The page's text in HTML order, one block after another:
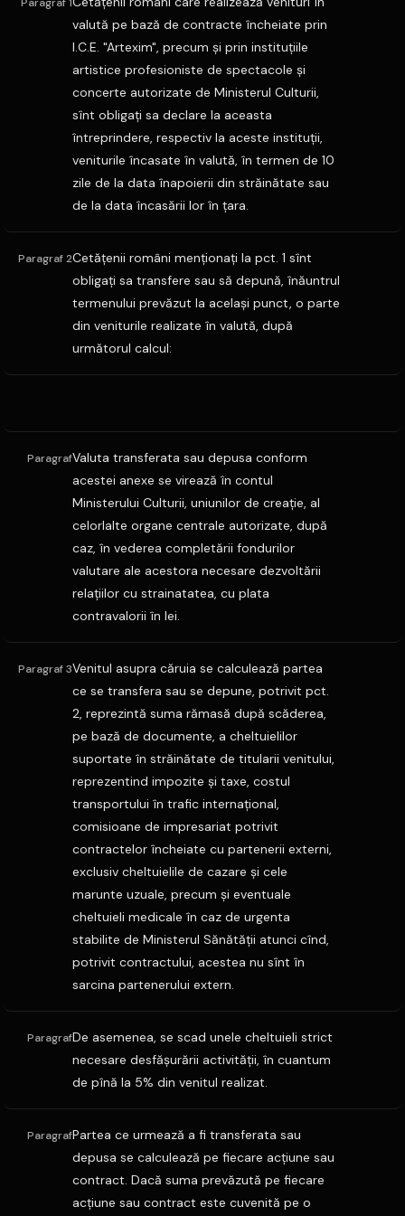
valută pe bază de contracte încheiate prin
I.C.E. "Artexim", precum şi prin instituţiile
artistice profesioniste de spectacole şi
concerte autorizate de Ministerul Culturii,
sînt obligaţi sa declare la aceasta
întreprindere, respectiv la aceste instituţii,
veniturile încasate în valută, în termen de 10
zile de la data înapoierii din străinătate sau
de la data încasării lor în ţara.
Paragraf 2Cetăţenii români menţionaţi la pct. 1 sînt
obligaţi sa transfere sau să depună, înăuntrul
termenului prevăzut la acelaşi punct, o parte
din veniturile realizate în valută, după
următorul calcul:
ParagrafValuta transferata sau depusa conform
acestei anexe se virează în contul
Ministerului Culturii, uniunilor de creaţie, al
celorlalte organe centrale autorizate, după
caz, în vederea completării fondurilor
valutare ale acestora necesare dezvoltării
relaţiilor cu strainatatea, cu plata
contravalorii în lei.
Paragraf 3Venitul asupra căruia se calculează partea
ce se transfera sau se depune, potrivit pct.
2, reprezintă suma rămasă după scăderea,
pe bază de documente, a cheltuielilor
suportate în străinătate de titularii venitului,
reprezentind impozite şi taxe, costul
transportului în trafic internaţional,
comisioane de impresariat potrivit
contractelor încheiate cu partenerii externi,
exclusiv cheltuielile de cazare şi cele
marunte uzuale, precum şi eventuale
cheltuieli medicale în caz de urgenta
stabilite de Ministerul Sănătăţii atunci cînd,
potrivit contractului, acestea nu sînt în
sarcina partenerului extern.
ParagrafDe asemenea, se scad unele cheltuieli strict
necesare desfăşurării activităţii, în cuantum
de pînă la 5% din venitul realizat.
ParagrafPartea ce urmează a fi transferata sau
depusa se calculează pe fiecare acţiune sau
contract. Dacă suma prevăzută pe fiecare
acţiune sau contract este cuvenită pe o